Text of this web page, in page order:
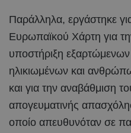
Παράλληλα, εργάστηκε
Ευρωπαϊκού Χάρτη για
υποστήριξη
ηλικιωμένων και
και για την αναβάθμιση
απογευματινής
οποίο απευθυνόταν σε